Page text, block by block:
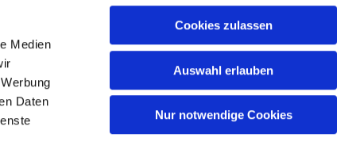
Medien
Daten
Cookies zulassen
Auswahl erlauben
Nur notwendige Cookies